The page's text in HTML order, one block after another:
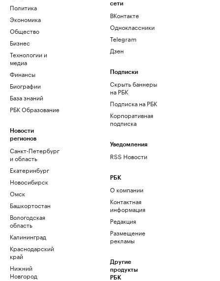
Политика
Экономика
Общество
Бизнес
Технологии и
медиа
Финансы
Биографии
База знаний
РБК Образование
Новости
регионов
Санкт-Петербург
и область
Екатеринбург
Новосибирск
Омск
Башкортостан
Вологодская
область
Калининград
Краснодарский
край
Нижний
Новгород
сети
ВКонтакте
Одноклассники
Telegram
Дзен
Подписки
Скрыть баннеры
на РБК
Подписка на РБК
Корпоративная
подписка
Уведомления
RSS Новости
РБК
О компании
Контактная
информация
Редакция
Размещение
рекламы
Другие
продукты
РБК